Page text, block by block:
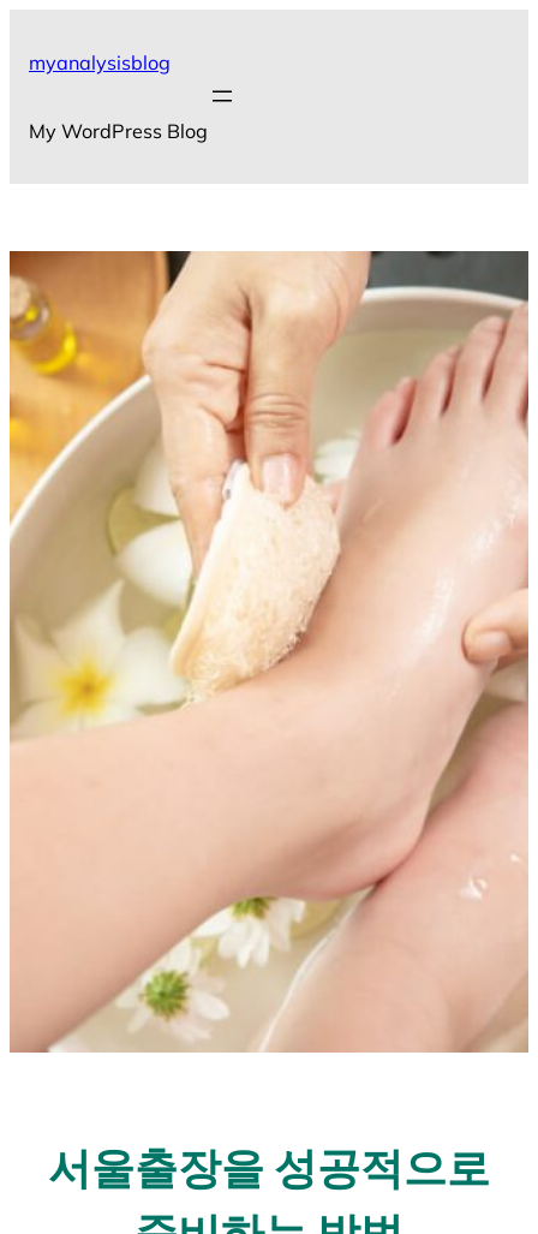
content
myanalysisblog
My WordPress Blog
서울출장을 성공적으로